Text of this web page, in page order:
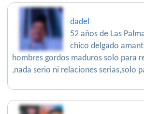
dadel
52 años de Las
chico delgado
hombres gordos maduros solo para
,nada serio ni relaciones serias,solo